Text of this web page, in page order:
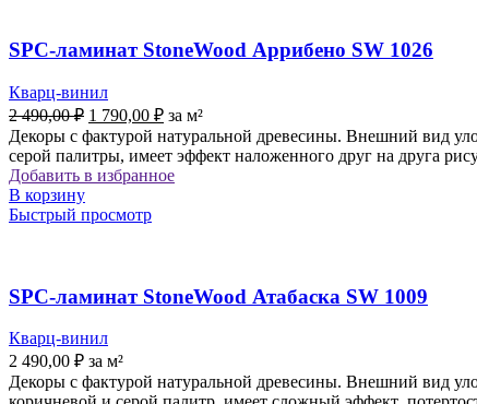
SPC-ламинат StoneWood Аррибено SW 1026
Кварц-винил
2 490,00₽ Первоначальная
цена
составляла
2
1 790,00 ₽Текущая
цена:
1
790,00 ₽.
за м²
Декоры с фактурой натуральной древесины. Внешний вид
серой палитры, имеет эффект наложенного друг на друга
Добавить в избранное
В корзину
Быстрый просмотр
SPC-ламинат StoneWood Атабаска SW 1009
Кварц-винил
2 490,00 ₽ за м²
Декоры с фактурой натуральной древесины. Внешний вид